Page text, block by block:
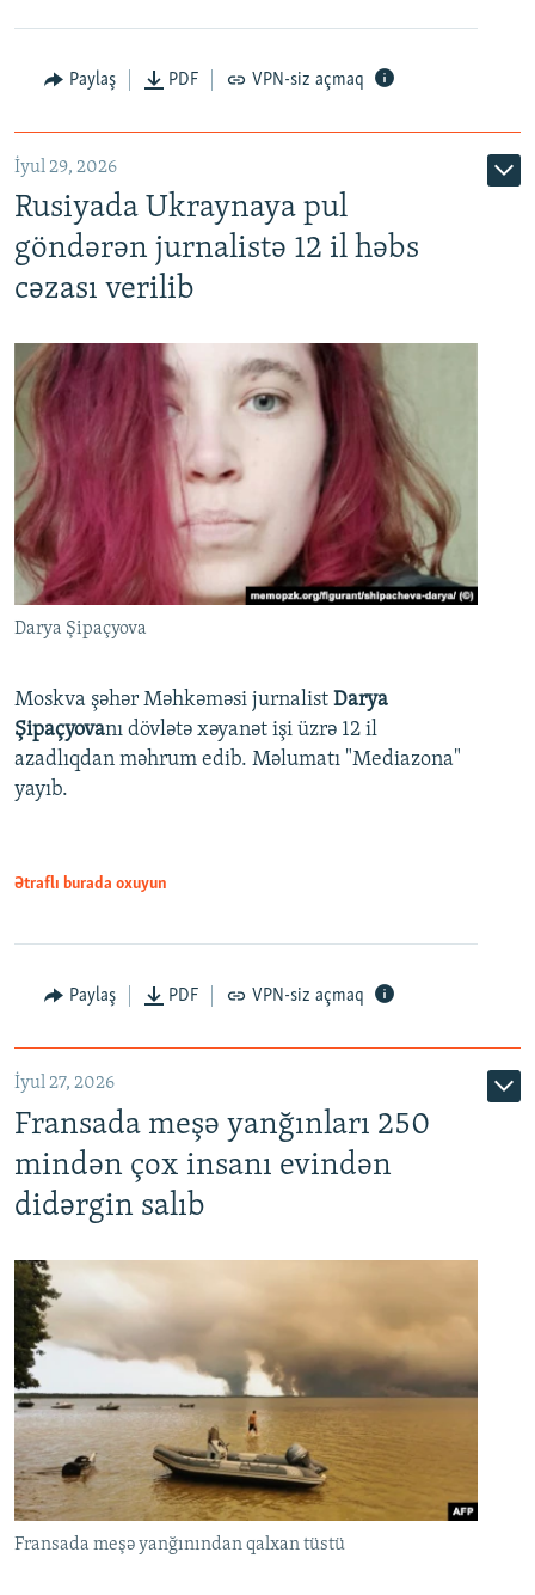
Paylaş PDF VPN-siz açmaq
İyul 29, 2026
Rusiyada Ukraynaya pul
göndərən jurnalistə 12 il həbs
cəzası verilib
Darya Şipaçyova
Moskva şəhər Məhkəməsi jurnalist Darya
Şipaçyovanı dövlətə xəyanət işi üzrə 12 il
azadlıqdan məhrum edib. Məlumatı "Mediazona"
yayıb.
Ətraflı burada oxuyun
Paylaş PDF VPN-siz açmaq
İyul 27, 2026
Fransada meşə yanğınları 250
mindən çox insanı evindən
didərgin salıb
Fransada meşə yanğınından qalxan tüstü